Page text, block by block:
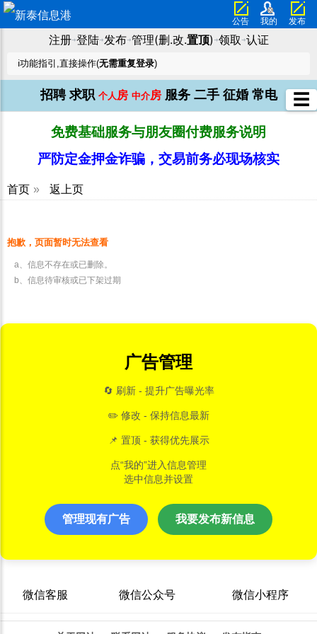
公告 我的 发布
注册➜登陆➜发布➜管理(删.改.置顶) ➜领取 ➜认证
ℹ️功能指引,直接操作(无需重复登录)
招聘 求职 个人 房 中介房 服务 二手 征婚 常电
免费基础服务与朋友圈付费服务说明
严防定金押金诈骗，交易前务必现场核实
首页 » 返上页
抱歉，页面暂时无法查看
a、信息不存在或已删除。
b、信息待审核或已下架过期
广告管理
🔄 刷新 - 提升广告曝光率
✏️ 修改 - 保持信息最新
📌 置顶 - 获得优先展示
点“我的”进入信息管理
选中信息并设置
管理现有广告 我要发布新信息
微信客服 微信公众号 微信小程序
☰